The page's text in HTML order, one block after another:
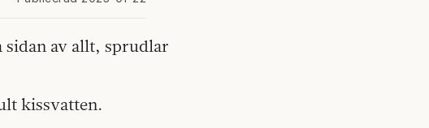
sidan av allt, sprudlar
kissvatten.